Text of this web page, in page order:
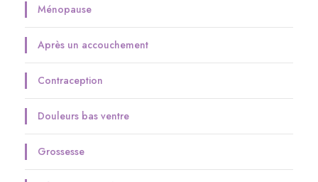
Ménopause
Après un accouchement
Contraception
Douleurs bas ventre
Grossesse